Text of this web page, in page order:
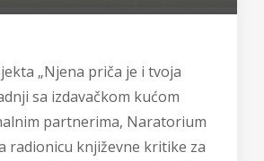
„Njena priča je i tvoja
sa izdavačkom kućom
partnerima, Naratorium
radionicu književne kritike za